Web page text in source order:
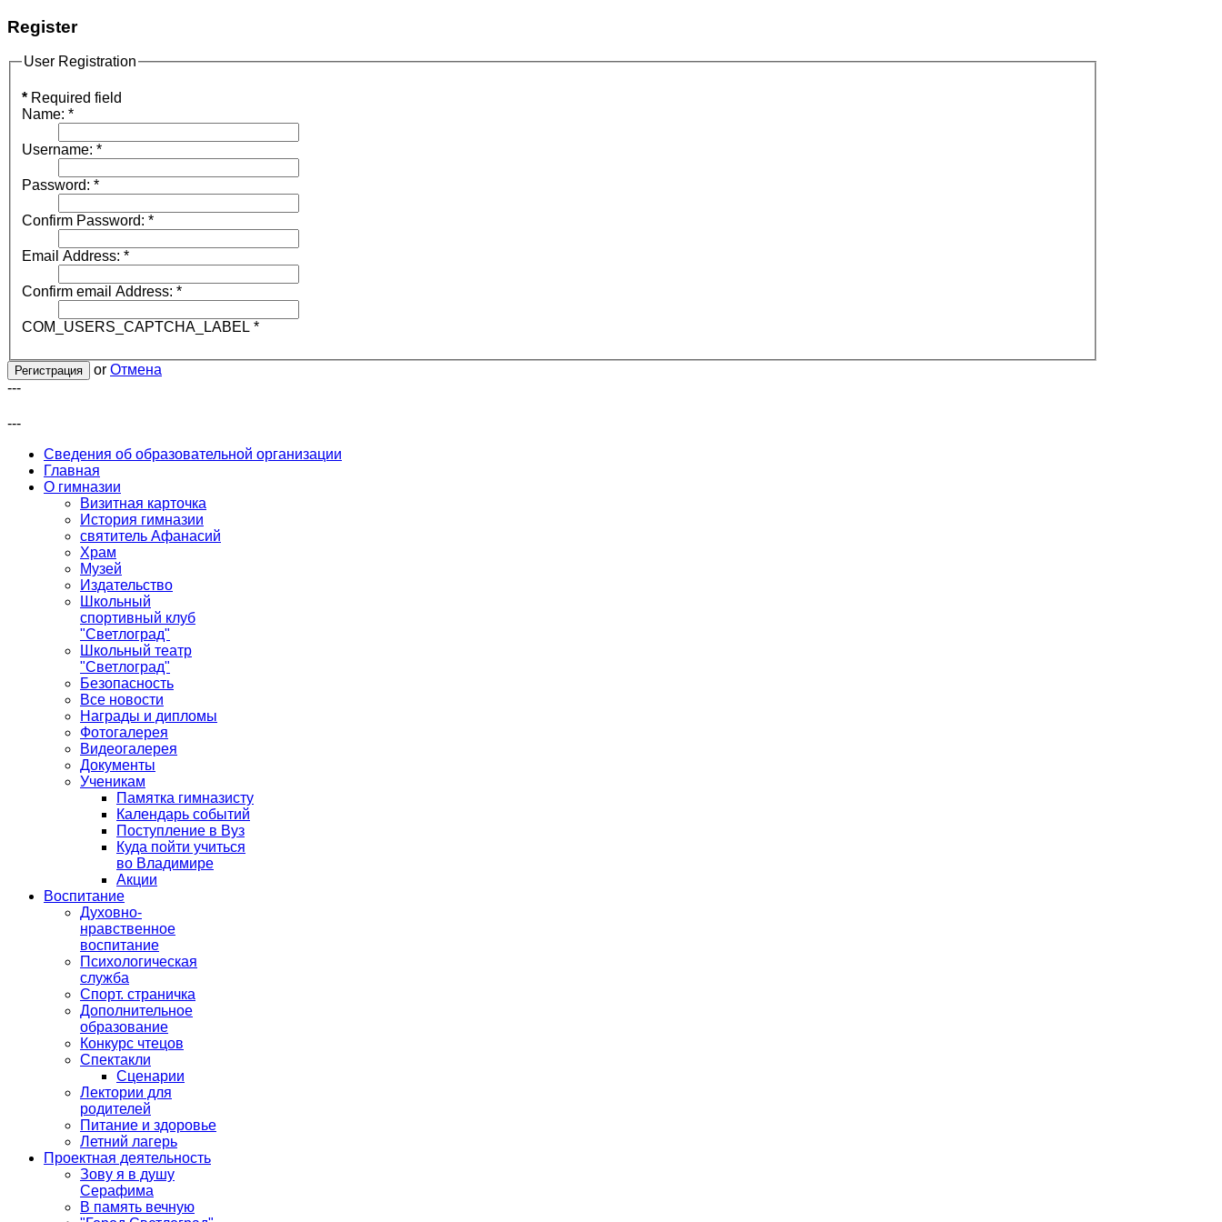
Register
User Registration
* Required field
Name: *
Username: *
Password: *
Confirm Password: *
Email Address: *
Confirm email Address: *
COM_USERS_CAPTCHA_LABEL *
Регистрация or Отмена
---
---
Сведения об образовательной организации
Главная
О гимназии
Визитная карточка
История гимназии
святитель Афанасий
Храм
Музей
Издательство
Школьный
спортивный клуб
"Светлоград"
Школьный театр
"Светлоград"
Безопасность
Все новости
Награды и дипломы
Фотогалерея
Видеогалерея
Документы
Ученикам
Памятка гимназисту
Календарь событий
Поступление в Вуз
Куда пойти учиться
во Владимире
Акции
Воспитание
Духовно-
нравственное
воспитание
Психологическая
служба
Спорт. страничка
Дополнительное
образование
Конкурс чтецов
Спектакли
Сценарии
Лектории для
родителей
Питание и здоровье
Летний лагерь
Проектная деятельность
Зову я в душу
Серафима
В память вечную